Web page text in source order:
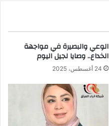
الوعي والبصيرة في مواجهة
الخداع.. وصايا لجيل اليوم
24 أغسطس، 2025